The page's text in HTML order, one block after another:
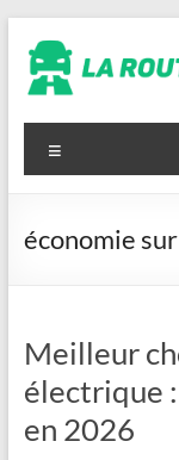
contenu
La
route
en
toute
économie
Meilleur
électrique
en 2026